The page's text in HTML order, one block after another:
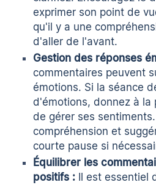
exprimer son point de
qu'il y a une
d'aller de l'avant.
Gestion des réponses
commentaires peuvent
émotions. Si la séance
d'émotions, donnez à la
de gérer ses
compréhension et
courte pause si
Équilibrer les
positifs : Il est essentiel